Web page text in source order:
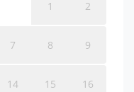
1 2
7 8 9
14 15 16